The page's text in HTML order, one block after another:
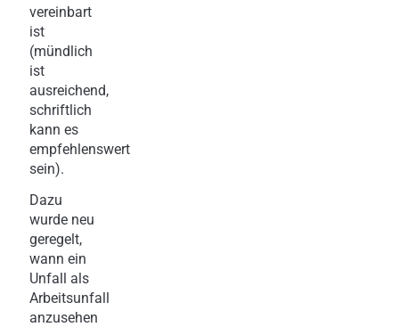
vereinbart
ist
(mündlich
ist
ausreichend,
schriftlich
kann es
empfehlenswert
sein).
Dazu
wurde neu
geregelt,
wann ein
Unfall als
Arbeitsunfall
anzusehen